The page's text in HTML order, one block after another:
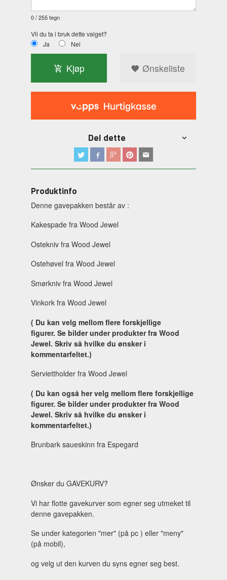
0/ 255 tegn
Vil du ta i bruk dette valget?
Ja
Nei
Kjøp Ønskeliste
Del dette
Produktinfo
Denne gavepakken består av :
Kakespade fra Wood Jewel
Ostekniv fra Wood Jewel
Ostehøvel fra Wood Jewel
Smørkniv fra Wood Jewel
Vinkork fra Wood Jewel
( Du kan velg mellom flere forskjellige
figurer.Se bilder under produkter fra Wood
Jewel. Skriv så hvilke du ønsker i
kommentarfeltet.)
Serviettholder fra Wood Jewel
( Du kan også her velg mellom flere forskjellige
figurer.Se bilder under produkter fra Wood
Jewel. Skriv så hvilke du ønsker i
kommentarfeltet.)
Brunbark saueskinn fra Espegard
Ønsker du GAVEKURV?
Vi har flotte gavekurver som egner seg utmeket til
denne gavepakken.
Se under kategorien "mer" (på pc ) eller "meny"
(på mobil),
og velg ut den kurven du syns egner seg best.